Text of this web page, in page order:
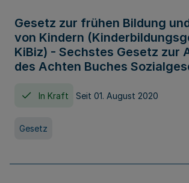
Gesetz zur frühen Bildung
von Kindern
KiBiz) - Sechstes Gesetz zur
des Achten Buches
In Kraft Seit 01. August 2020
Gesetz